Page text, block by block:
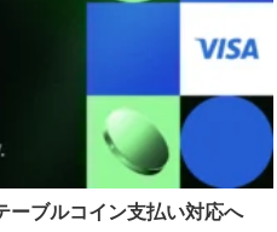
ーブルコイン支払い対応へ